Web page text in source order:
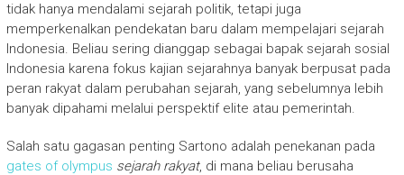
tidak hanya mendalami sejarah politik, tetapi juga
memperkenalkan pendekatan baru dalam mempelajari sejarah
Indonesia. Beliau sering dianggap sebagai bapak sejarah sosial
Indonesia karena fokus kajian sejarahnya banyak berpusat pada
peran rakyat dalam perubahan sejarah, yang sebelumnya lebih
banyak dipahami melalui perspektif elite atau pemerintah.
Salah satu gagasan penting Sartono adalah penekanan pada
gates of olympus sejarah rakyat, di mana beliau berusaha